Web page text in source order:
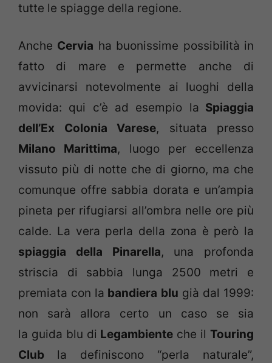
tutte le spiagge della regione.
Anche Cervia ha buonissime possibilità in
fatto di mare e permette anche di
avvicinarsi notevolmente ai luoghi della
movida: qui c’è ad esempio la Spiaggia
dell’Ex Colonia Varese, situata presso
Milano Marittima, luogo per eccellenza
vissuto più di notte che di giorno, ma che
comunque offre sabbia dorata e un’ampia
pineta per rifugiarsi all’ombra nelle ore più
calde. La vera perla della zona è però la
spiaggia della Pinarella, una profonda
striscia di sabbia lunga 2500 metri e
premiata con la bandiera blu già dal 1999:
non sarà allora certo un caso se sia
la guida blu di Legambiente che ilTouring
Club la definiscono “perla naturale”,